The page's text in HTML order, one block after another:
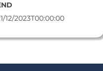
12/2023T00:00:00